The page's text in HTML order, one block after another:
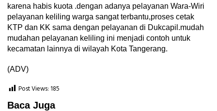
karena habis kuota .dengan adanya pelayanan Wara-Wiri
pelayanan keliling warga sangat terbantu,proses cetak
KTP dan KK sama dengan pelayanan di Dukcapil.mudah
mudahan pelayanan keliling ini menjadi contoh untuk
kecamatan lainnya di wilayah Kota Tangerang.
(ADV)
Post Views: 185
Baca Juga